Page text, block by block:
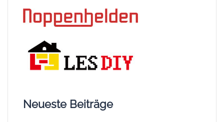
Neueste Beiträge